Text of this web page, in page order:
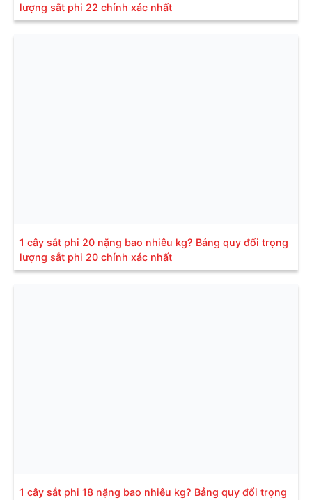
lượng sắt phi 22 chính xác nhất
1 cây sắt phi 20 nặng bao nhiêu kg? Bảng quy đổi trọng
lượng sắt phi 20 chính xác nhất
1 cây sắt phi 18 nặng bao nhiêu kg? Bảng quy đổi trọng